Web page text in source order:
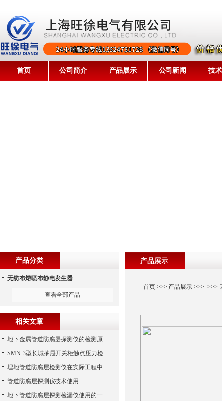
首页 公司简介 产品展示 公司新闻 技
产品展示
首页>>> 产品展示>>> >>>
产品分类
无纺布熔喷布静电发生器
查看全部产品
相关文章
地下金属管道防腐层探测仪的检测原理及方法
SMN-3型长城抽屉开关柜触点压力检测仪技术参数
埋地管道防腐层检测仪在实际工程中的应用
管道防腐层探测仪技术使用
地下管道防腐层探测检漏仪使用的一些特点上的阐述